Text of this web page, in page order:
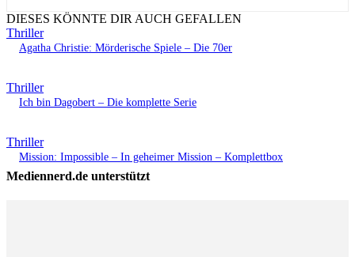
DIESES KÖNNTE DIR AUCH GEFALLEN
Thriller
Agatha Christie: Mörderische Spiele – Die 70er
Thriller
Ich bin Dagobert – Die komplette Serie
Thriller
Mission: Impossible – In geheimer Mission – Komplettbox
Mediennerd.de unterstützt